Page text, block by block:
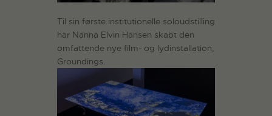
Til sin første institutionelle soloudstilling
har Nanna Elvin Hansen skabt den
omfattende nye film- og lydinstallation,
Groundings.